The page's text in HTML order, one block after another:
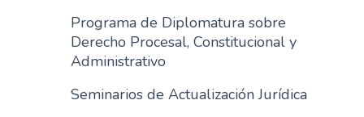
Programa de Diplomatura sobre
Derecho Procesal, Constitucional y
Administrativo
Seminarios de Actualización Jurídica